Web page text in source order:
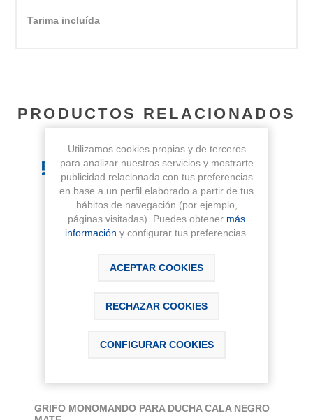
Tarima incluída
PRODUCTOS RELACIONADOS
GRIFO MONOMANDO PARA DUCHA CALA NEGRO
Utilizamos cookies propias y de terceros
para analizar nuestros servicios y mostrarte
publicidad relacionada con tus preferencias
en base a un perfil elaborado a partir de tus
hábitos de navegación (por ejemplo,
páginas visitadas). Puedes obtener más
información y configurar tus preferencias.
ACEPTAR COOKIES
RECHAZAR COOKIES
CONFIGURAR COOKIES